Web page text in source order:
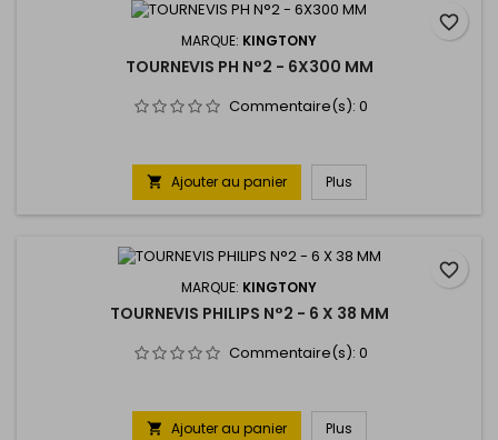
MARQUE: KINGTONY
TOURNEVIS PH N°2 - 6X300 MM
Commentaire(s): 0
 Ajouter au panier Plus
favorite_border
MARQUE: KINGTONY
TOURNEVIS PHILIPS N°2 - 6 X 38 MM
Commentaire(s): 0
 Ajouter au panier Plus
favorite_border